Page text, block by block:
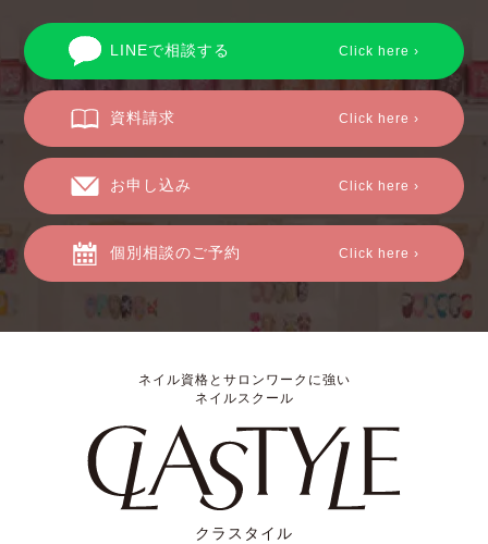
LINEで相談する Click here ›
資料請求 Click here ›
お申し込み Click here ›
個別相談のご予約 Click here ›
ネイル資格とサロンワークに強い
ネイルスクール
クラスタイル